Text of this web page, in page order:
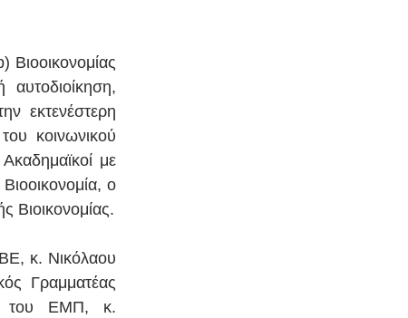
Βιοοικονομίας
εκτενέστερη
κοινωνικού
με
ο
Βιοικονομίας.
κ. Νικόλαου
Γραμματέας
του ΕΜΠ, κ.